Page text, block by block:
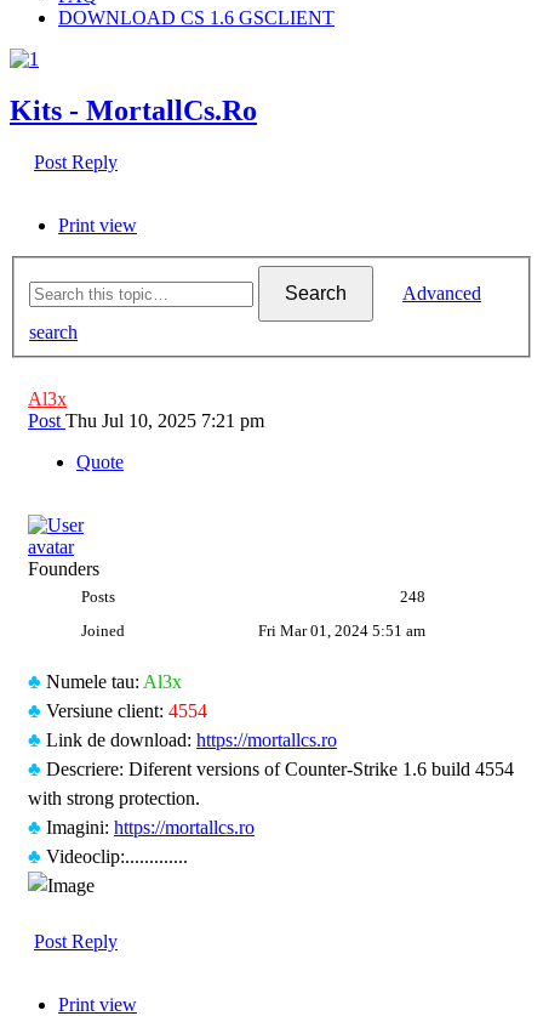
DOWNLOAD CS 1.6 GSCLIENT
Kits - MortallCs.Ro
Post Reply
Print view
Search
Advanced
search
Al3x
Post Thu Jul 10, 2025 7:21 pm
Quote
Founders
Posts
248
Joined
Fri Mar 01, 2024 5:51 am
♣ Numele tau: Al3x
♣ Versiune client: 4554
♣ Link de download: https://mortallcs.ro
♣ Descriere: Diferent versions of Counter-Strike 1.6 build 4554
with strong protection.
♣ Imagini: https://mortallcs.ro
♣ Videoclip:.............
Post Reply
Print view